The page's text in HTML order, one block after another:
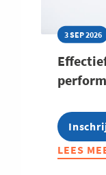
3 SEP 2026
LEES
ABOUT